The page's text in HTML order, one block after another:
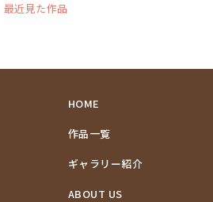
最近見た作品
HOME
作品一覧
ギャラリー紹介
ABOUT US